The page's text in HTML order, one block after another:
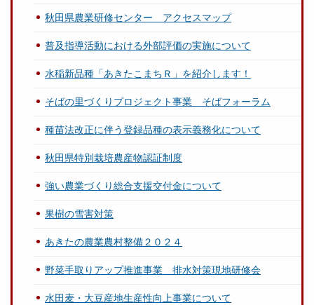
秋田県農業研修センター アクセスマップ
普及指導活動における外部評価の実施について
水稲新品種「あきたこまちＲ」を紹介します！
そばの里づくりプロジェクト事業 そばフォーラム
種苗法改正に伴う登録品種の表示義務化について
秋田県特別栽培農産物認証制度
強い農業づくり総合支援交付金について
果樹の雪害対策
あきたの農業農村整備２０２４
野菜手取りアップ推進事業 排水対策現地研修会
水田麦・大豆産地生産性向上事業について